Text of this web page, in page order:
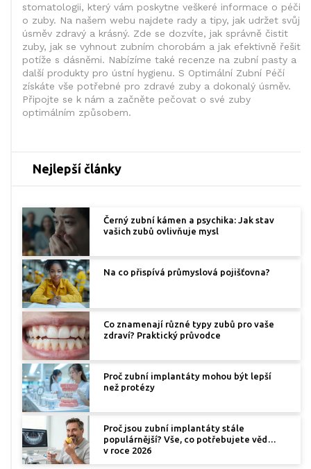
stomatologii, který vám poskytne veškeré informace o péči
o zuby. Na našem webu najdete rady a tipy, jak udržet svůj
úsměv zdravý a krásný. Zde se dozvíte, jak správně čistit
zuby, jak se vyhnout zubním chorobám a jak efektivně řešit
potíže s dásněmi. Nabízíme také recenze na zubní pasty a
další produkty pro ústní hygienu. S Optimální Zubní Péčí
získáte vše potřebné pro zdravé zuby a dokonalý úsměv.
Připojte se k nám a začněte pečovat o své zuby
optimálním způsobem.
Nejlepší články
Černý zubní kámen a psychika: Jak stav
vašich zubů ovlivňuje mysl
Na co přispívá průmyslová pojišťovna?
Co znamenají různé typy zubů pro vaše
zdraví? Praktický průvodce
Proč zubní implantáty mohou být lepší
než protézy
Proč jsou zubní implantáty stále
populárnější? Vše, co potřebujete vědět
v roce 2026